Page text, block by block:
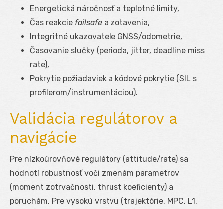
Energetická náročnosť a teplotné limity,
Čas reakcie failsafe a zotavenia,
Integritné ukazovatele GNSS/odometrie,
Časovanie slučky (perioda, jitter, deadline miss
rate),
Pokrytie požiadaviek a kódové pokrytie (SIL s
profilerom/instrumentáciou).
Validácia regulátorov a
navigácie
Pre nízkoúrovňové regulátory (attitude/rate) sa
hodnotí robustnosť voči zmenám parametrov
(moment zotrvačnosti, thrust koeficienty) a
poruchám. Pre vysokú vrstvu (trajektórie, MPC, L1,